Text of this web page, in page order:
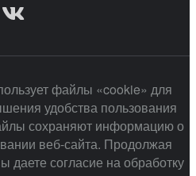
файлы «cookie» для
удобства пользования
сохраняют информацию о
веб-сайта. Продолжая
даете согласие на обработку